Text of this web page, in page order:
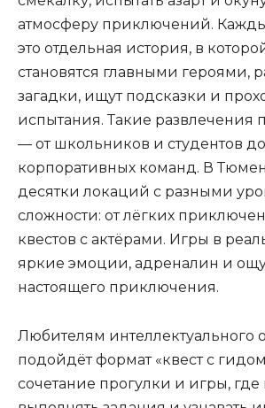
атмосферу приключений.
это отдельная история, в
становятся главными героями,
загадки, ищут подсказки и
испытания. Такие развлечения
— от школьников и студентов
корпоративных команд. В
десятки локаций с разными
сложности: от лёгких
квестов с актёрами. Игры в
яркие эмоции, адреналин и
настоящего приключения.
Любителям интеллектуального
подойдёт формат «квест с
сочетание прогулки и игры,